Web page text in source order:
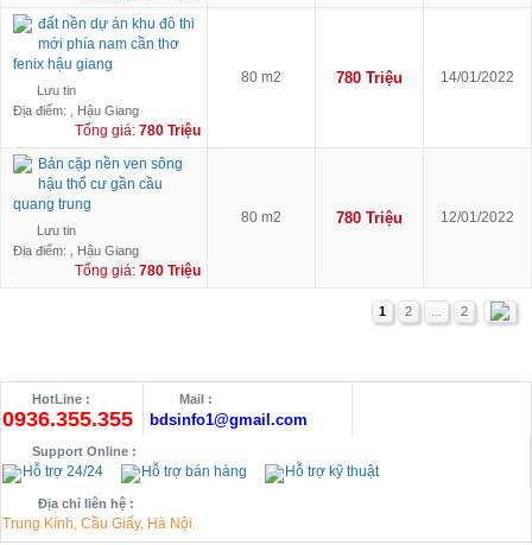
đất nền dự án khu đô thi
mới phía nam cần thơ
fenix hậu giang
Lưu tin
Địa điểm: , Hậu Giang
Tổng giá: 780 Triệu
80 m2 780 Triệu 14/01/2022
Bán cặp nền ven sông
hậu thổ cư gần cầu
quang trung
Lưu tin
Địa điểm: , Hậu Giang
Tổng giá: 780 Triệu
80 m2 780 Triệu 12/01/2022
1 2 2
HotLine :
0936.355.355
Mail :
bdsinfo1@gmail.com
Support Online :
Hỗ trợ 24/24 Hỗ trợ bán hàng Hỗ trợ kỹ thuật
Địa chỉ liên hệ :
Trung Kính, Cầu Giấy, Hà Nội